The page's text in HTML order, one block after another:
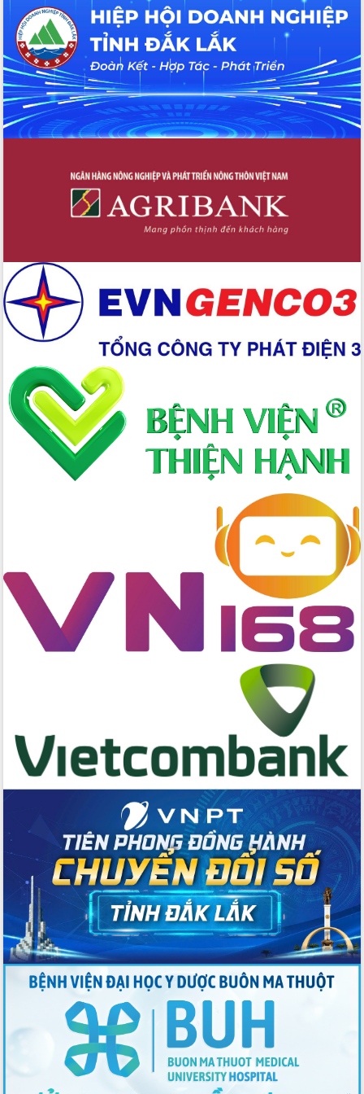
du khách thông qua Hệ thống cơ sở dữ
liệu và Bản đồ số
Tập huấn ứng dụng trí tuệ nhân tạo (AI)
trong thương mại điện tử năm 2026
Đoàn đại biểu Quốc hội tỉnh Đắk Lắk
trao đổi thông tin trước Kỳ họp thứ
nhất, Quốc hội khóa XVI
Quyết liệt cải cách hành chính, khơi
Nâng cao hiệu lực, hiệu quả HĐND
tỉnh thông qua hiện đại hóa hành chính
Xã Ea Phê gắn cải cách hành chính với
chuyển đổi số
Hồ Thị Nguyên Thảo làm việc tại Trung
tâm Phục vụ hành chính công xã Ea
Xây dựng nền hành chính số đồng
hành cùng nông dân dân, doanh nghiệp
Giai đoạn 2026-2030, Đắk Lắk phấn
đấu có 77% xã đạt chuẩn nông thôn
mới
Chuyển đổi số 'mở đường' cho nông
nghiệp Đắk Lắk tăng trưởng bứt phá
Triển khai đồng bộ đo đạc, lập hồ sơ
địa chính, hoàn thiện cơ sở dữ liệu đất
Đắk Lắk đẩy mạnh nuôi biển công
nghệ, hướng tới phát triển thủy sản
bền vững
Tập huấn nâng cao năng lực triển khai
chuyển đổi số cho cán bộ, công chức
Đẩy mạnh cải cách hành chính, quyết
tâm đạt được mục tiêu tăng trưởng
hai con số trong năm 2026
Tổ chức trang trọng Lễ hội Đền thờ
Lương Văn Chánh năm 2026
Phó Bí thư Tỉnh ủy Đắk Lắk Đỗ Hữu
Huy giữ chức Bí thư Đảng ủy Ủy Ban
Nhân dân tỉnh
Bệnh án điện tử thúc đẩy chuyển đổi
số y tế tại Đắk Lắk
Chuyển đổi số thư viện: Mở rộng
không gian tri thức trong thời đại số
Đánh giá, rút kinh nghiệm công tác tổ
chức diễn tập trước ngày bầu cử
Chương trình “Gặp gỡ hữu nghị –
Friendship Meeting New Year 2026”
Bầu cử Quốc hội và HĐND: Cử tri Đắk
Lắk gửi gắm niềm tin, kỳ vọng vào lá
Đắk Lắk sẵn sàng các điều kiện cho